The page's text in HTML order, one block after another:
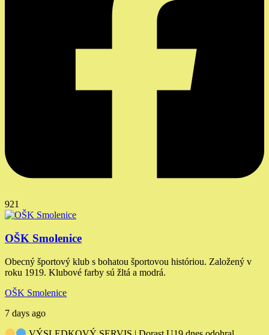
921
OŠK Smolenice
Obecný športový klub s bohatou športovou históriou. Založený v
roku 1919. Klubové farby sú žltá a modrá.
OŠK Smolenice
7 days ago